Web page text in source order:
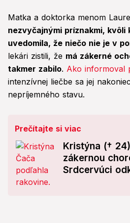
Matka a doktorka menom
nezvyčajnými príznakmi, kvôli
uvedomila, že niečo nie je v
lekári zistili, že má zákerné
takmer zabilo. Ako informoval
intenzívnej liečbe sa jej
nepríjemného stavu.
Prečítajte si viac
Kristýna (†
zákernou
Srdcervúci